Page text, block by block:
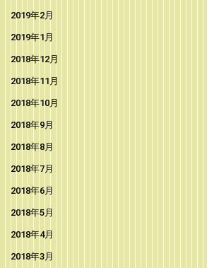
2019年2月
2019年1月
2018年12月
2018年11月
2018年10月
2018年9月
2018年8月
2018年7月
2018年6月
2018年5月
2018年4月
2018年3月